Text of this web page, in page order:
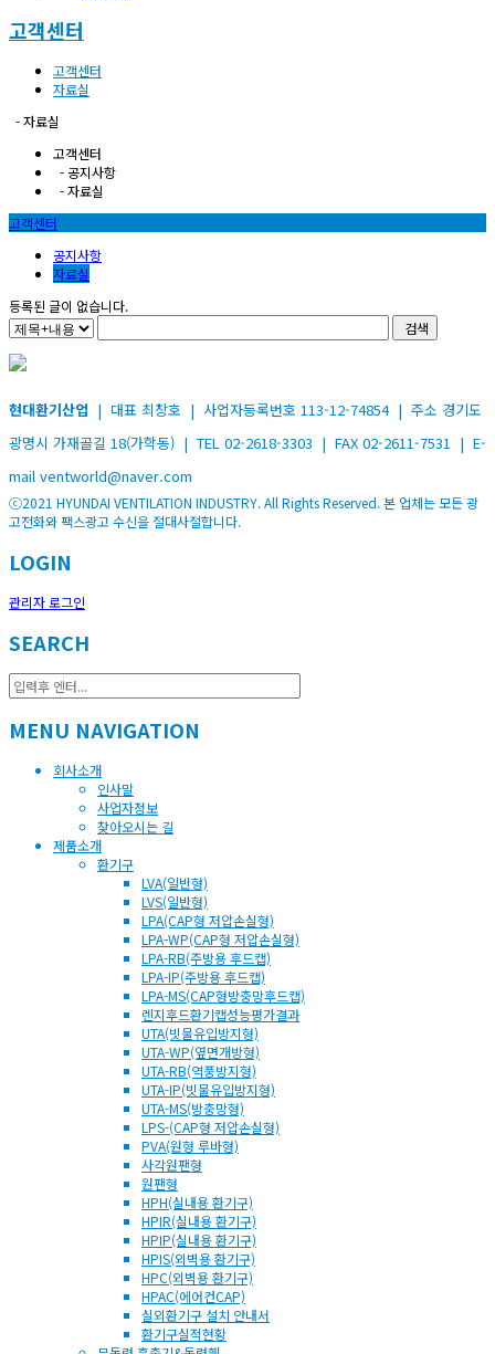
고객센터
고객센터
자료실
- 자료실
고객센터
- 공지사항
- 자료실
고객센터
공지사항
자료실
등록된 글이 없습니다.
검색
현대환기산업 | 대표 최창호 | 사업자등록번호 113-12-74854 | 주소 경기도
광명시 가재골길 18(가학동) | TEL 02-2618-3303 | FAX 02-2611-7531 | E-
mail ventworld@naver.com
ⓒ2021 HYUNDAI VENTILATION INDUSTRY. All Rights Reserved. 본 업체는 모든 광
고전화와 팩스광고 수신을 절대사절합니다.
LOGIN
관리자 로그인
SEARCH
MENU NAVIGATION
회사소개
인사말
사업자정보
찾아오시는 길
제품소개
환기구
LVA(일반형)
LVS(일반형)
LPA(CAP형 저압손실형)
LPA-WP(CAP형 저압손실형)
LPA-RB(주방용 후드캡)
LPA-IP(주방용 후드캡)
LPA-MS(CAP형방충망후드캡)
렌지후드환기캡성능평가결과
UTA(빗물유입방지형)
UTA-WP(옆면개방형)
UTA-RB(역풍방지형)
UTA-IP(빗물유입방지형)
UTA-MS(방충망형)
LPS-(CAP형 저압손실형)
PVA(원형 루바형)
사각원팬형
원팬형
HPH(실내용 환기구)
HPIR(실내용 환기구)
HPIP(실내용 환기구)
HPIS(외벽용 환기구)
HPC(외벽용 환기구)
HPAC(에어컨CAP)
실외환기구 설치 안내서
환기구실적현황